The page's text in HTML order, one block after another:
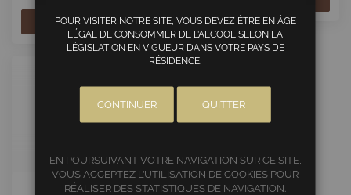
AJOUTER
POUR VISITER NOTRE SITE, VOUS DEVEZ ÊTRE EN ÂGE
LÉGAL DE CONSOMMER DE L’ALCOOL SELON LA
LÉGISLATION EN VIGUEUR DANS VOTRE PAYS DE
RÉSIDENCE.
CONTINUER QUITTER
EN POURSUIVANT VOTRE NAVIGATION SUR CE SITE,
VOUS ACCEPTEZ L’UTILISATION DE COOKIES POUR
RÉALISER DES STATISTIQUES DE NAVIGATION.